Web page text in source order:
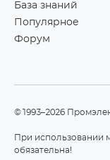
База знаний
Популярное
Форум
©1993–2026
При использовании
обязательна!